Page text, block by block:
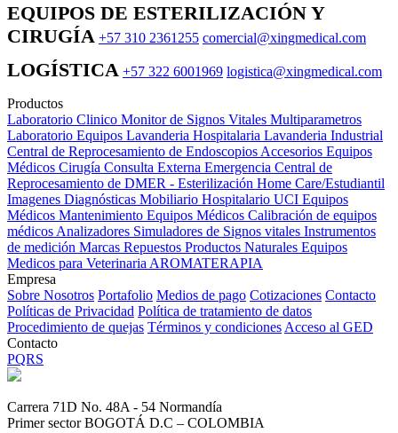
EQUIPOS DE ESTERILIZACIÓN Y
CIRUGÍA +57 310 2361255 comercial@xingmedical.com
LOGÍSTICA +57 322 6001969 logistica@xingmedical.com
Productos
Laboratorio Clinico Monitor de Signos Vitales Multiparametros
Laboratorio Equipos Lavanderia Hospitalaria Lavanderia Industrial
Central de Reprocesamiento de Endoscopios Accesorios Equipos
Médicos Cirugía Consulta Externa Emergencia Central de
Reprocesamiento de DMER - Esterilización Home Care/Estudiantil
Imagenes Diagnósticas Mobiliario Hospitalario UCI Equipos
Médicos Mantenimiento Equipos Médicos Calibración de equipos
médicos Analizadores Simuladores de Signos vitales Instrumentos
de medición Marcas Repuestos Productos Naturales Equipos
Medicos para Veterinaria AROMATERAPIA
Empresa
Sobre Nosotros Portafolio Medios de pago Cotizaciones Contacto
Políticas de Privacidad Política de tratamiento de datos
Procedimiento de quejas Términos y condiciones Acceso al GED
Contacto
PQRS
Carrera 71D No. 48A - 54 Normandía
Primer sector BOGOTÁ D.C – COLOMBIA